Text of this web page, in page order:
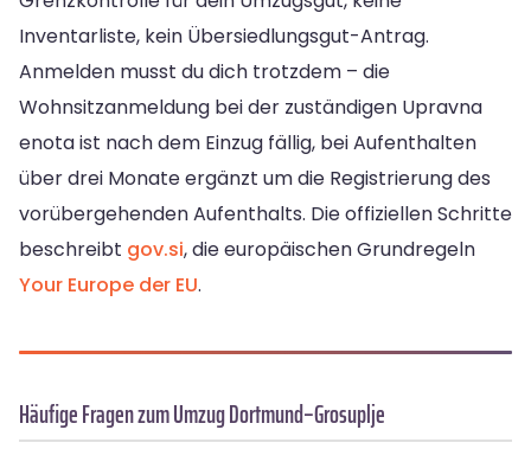
Inventarliste, kein Übersiedlungsgut-Antrag.
Anmelden musst du dich trotzdem – die
Wohnsitzanmeldung bei der zuständigen Upravna
enota ist nach dem Einzug fällig, bei Aufenthalten
über drei Monate ergänzt um die Registrierung des
vorübergehenden Aufenthalts. Die offiziellen Schritte
beschreibt gov.si, die europäischen Grundregeln
Your Europe der EU.
Häufige Fragen zum Umzug Dortmund–Grosuplje